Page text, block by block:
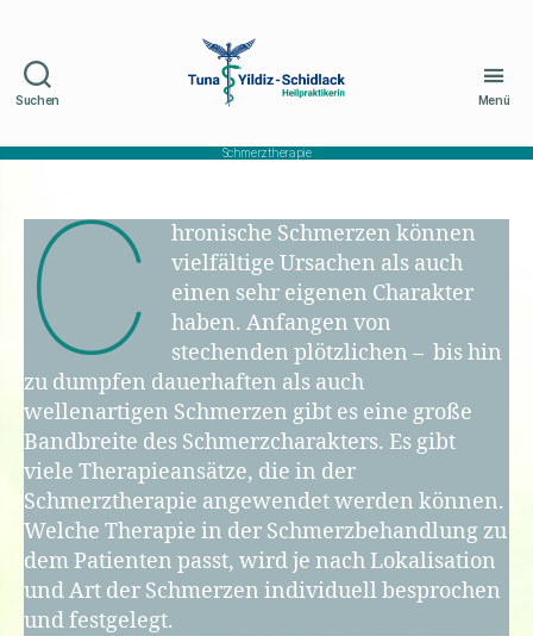
Suchen
Schidlack
Menü
Schmerztherapie
C
hronische Schmerzen können
vielfältige Ursachen als auch
einen sehr eigenen Charakter
haben. Anfangen von
stechenden plötzlichen – bis hin
zu dumpfen dauerhaften als auch
wellenartigen Schmerzen gibt es eine große
Bandbreite des Schmerzcharakters. Es gibt
viele Therapieansätze, die in der
Schmerztherapie angewendet werden können.
Welche Therapie in der Schmerzbehandlung zu
dem Patienten passt, wird je nach Lokalisation
und Art der Schmerzen individuell besprochen
und festgelegt.